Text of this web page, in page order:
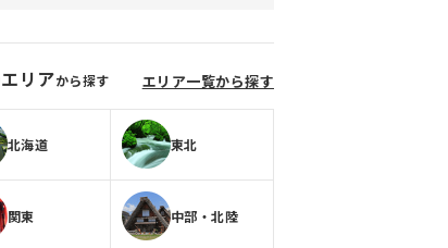
リアから探す エリア一覧から探す
北海道 東北
関東 中部・北陸